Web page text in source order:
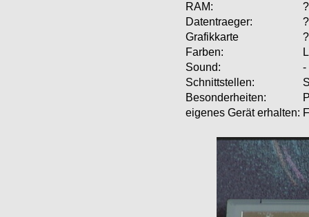
RAM:
?
Datentraeger:
?
Grafikkarte
?
Farben:
Sound:
-
Schnittstellen:
Besonderheiten:
eigenes Gerät erhalten: